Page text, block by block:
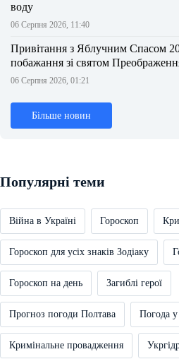
воду
06 Серпня 2026, 11:40
Привітання з Яблучним Спасом
побажання зі святом
06 Серпня 2026, 01:21
Більше новин
Популярні теми
Війна в Україні Гороскоп
Гороскоп для усіх знаків Зодіаку
Гороскоп на день Загиблі герої
Прогноз погоди Полтава Погода у
Кримінальне провадження